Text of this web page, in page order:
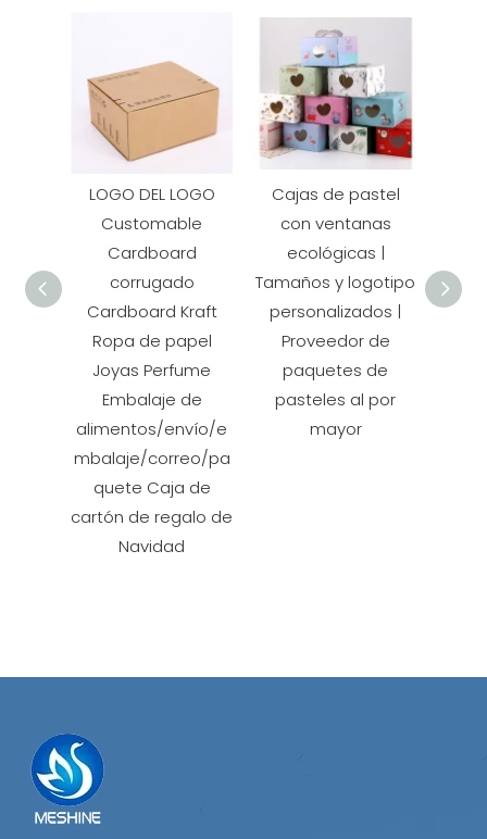
LOGO DEL LOGO
Customable
Cardboard
corrugado
Cardboard Kraft
Ropa de papel
Joyas Perfume
Embalaje de
alimentos/envío/e
mbalaje/correo/pa
quete Caja de
cartón de regalo de
Navidad
Cajas de pastel
con ventanas
ecológicas |
Tamaños y logotipo
personalizados |
Proveedor de
paquetes de
pasteles al por
mayor